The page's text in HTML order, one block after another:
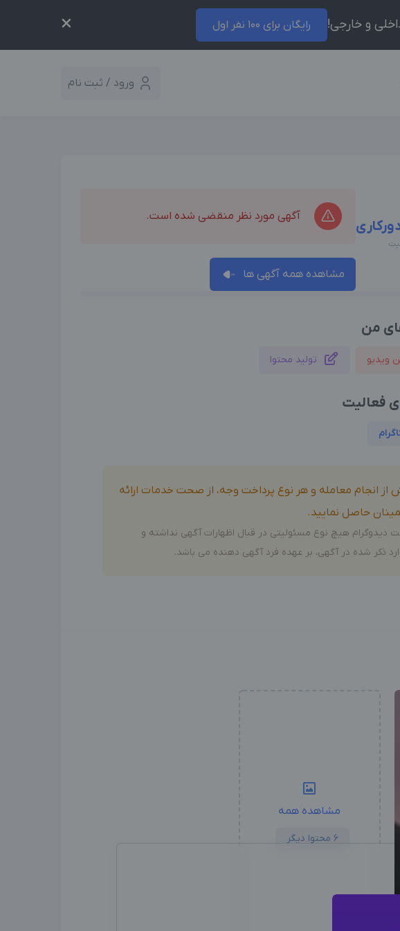
رایگان برای 100 نفر اول ×
ورود / ثبت نام
آگهی مورد نظر منقضی شده است.
مشاهده همه آگهی ها
من
ویدیو تولید محتوا
فعالیت
از انجام معامله و هر نوع پرداخت وجه، از صحت خدمات ارائه
حاصل نمایید.
دیدوگرام هیچ نوع مسئولیتی در قبال اظهارات آگهی نداشته و
ذکر شده در آگهی، بر عهده فرد آگهی دهنده می باشد.
مشاهده همه
6 محتوا دیگر